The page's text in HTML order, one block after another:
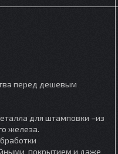
перед дешевым
для штамповки –из
железа.
покрытием и даже